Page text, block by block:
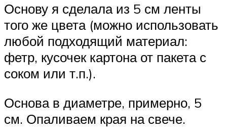
Основу я сделала из 5 см ленты
того же цвета (можно использовать
любой подходящий материал:
фетр, кусочек картона от пакета с
соком или т.п.).
Основа в диаметре, примерно, 5
см. Опаливаем края на свече.